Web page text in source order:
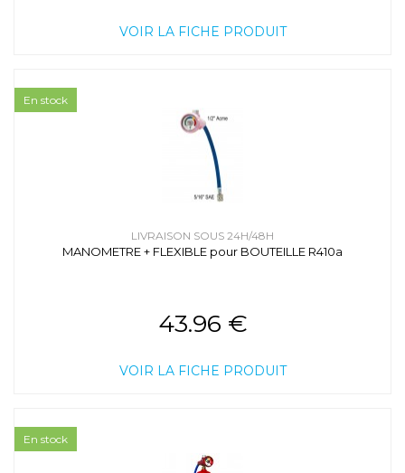
VOIR LA FICHE PRODUIT
LIVRAISON SOUS 24H/48H
MANOMETRE + FLEXIBLE pour BOUTEILLE R410a
43.96 €
VOIR LA FICHE PRODUIT
En stock
En stock